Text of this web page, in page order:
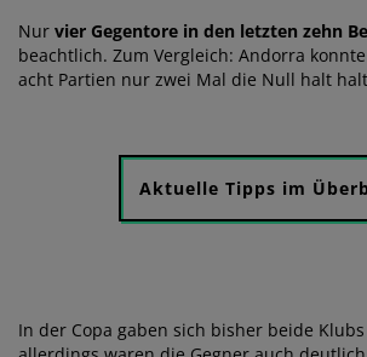
Nur vier Gegentore in den letzten zehn
beachtlich. Zum Vergleich: Andorra
acht Partien nur zwei Mal die Null halt
Aktuelle Tipps im
In der Copa gaben sich bisher beide